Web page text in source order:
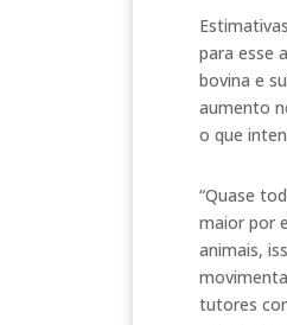
para esse
bovina e
aumento
o que
“Quase
maior por
animais,
tutores